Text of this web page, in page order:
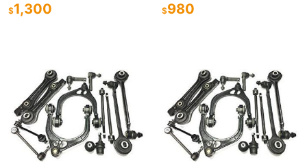
$1,300 $980